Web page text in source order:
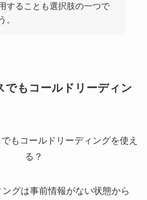
することも選択肢の一つで
。
でもコールドリーディン
グは事前情報がない状態から